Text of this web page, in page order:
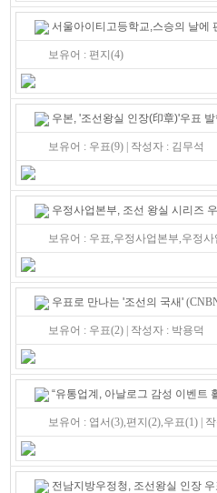
서울아이티고등학교,스승의 날에
보유어 : 편지(4)
우본, '조선왕실 인장(印章)'우표
보유어 : 우표(9) | 작성자 : 김무석
우정사업본부, 조선 왕실 시리즈
보유어 : 우표,우정사업본부,우정사
우표로 만나는 '조선의 국새'
보유어 : 우표(2) | 작성자 : 박용덕
“유통업계, 아날로그 감성 이벤트
보유어 : 엽서(3),편지(2),우표(1) |
전남지방우정청, 조선왕실 인장